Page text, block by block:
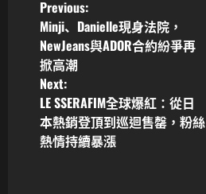
NewJeans快回ADOR
P
o
s
t
n
Previous:
Minji、Danielle現身法院，
NewJeans與ADOR合約紛爭再
掀高潮
Next:
LE SSERAFIM全球爆紅：從日
本熱銷登頂到巡迴售罄，粉絲
熱情持續暴漲